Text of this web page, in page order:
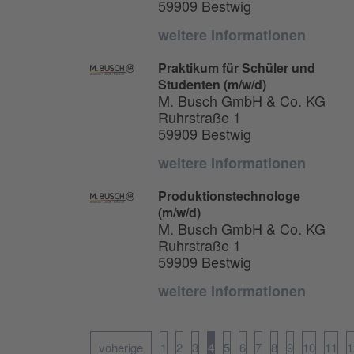
59909 Bestwig
weitere Informationen
Praktikum für Schüler und
Studenten (m/w/d)
M. Busch GmbH & Co. KG
Ruhrstraße 1
59909 Bestwig
weitere Informationen
Produktionstechnologe
(m/w/d)
M. Busch GmbH & Co. KG
Ruhrstraße 1
59909 Bestwig
weitere Informationen
voherige 1 2 3 4 5 6 7 8 9 10 11